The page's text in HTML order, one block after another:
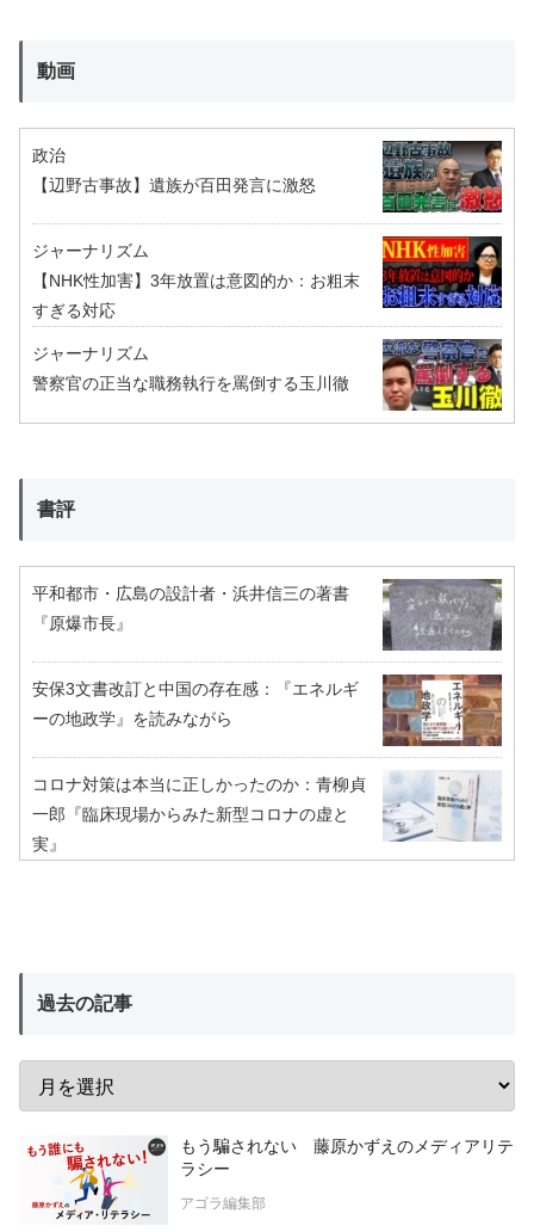
動画
政治
【辺野古事故】遺族が百田発言に激怒
ジャーナリズム
【NHK性加害】3年放置は意図的か：お粗末
すぎる対応
ジャーナリズム
警察官の正当な職務執行を罵倒する玉川徹
書評
平和都市・広島の設計者・浜井信三の著書
『原爆市長』
安保3文書改訂と中国の存在感：『エネルギ
ーの地政学』を読みながら
コロナ対策は本当に正しかったのか：青柳貞
一郎『臨床現場からみた新型コロナの虚と
実』
過去の記事
もう騙されない 藤原かずえのメディアリテ
ラシー
アゴラ編集部